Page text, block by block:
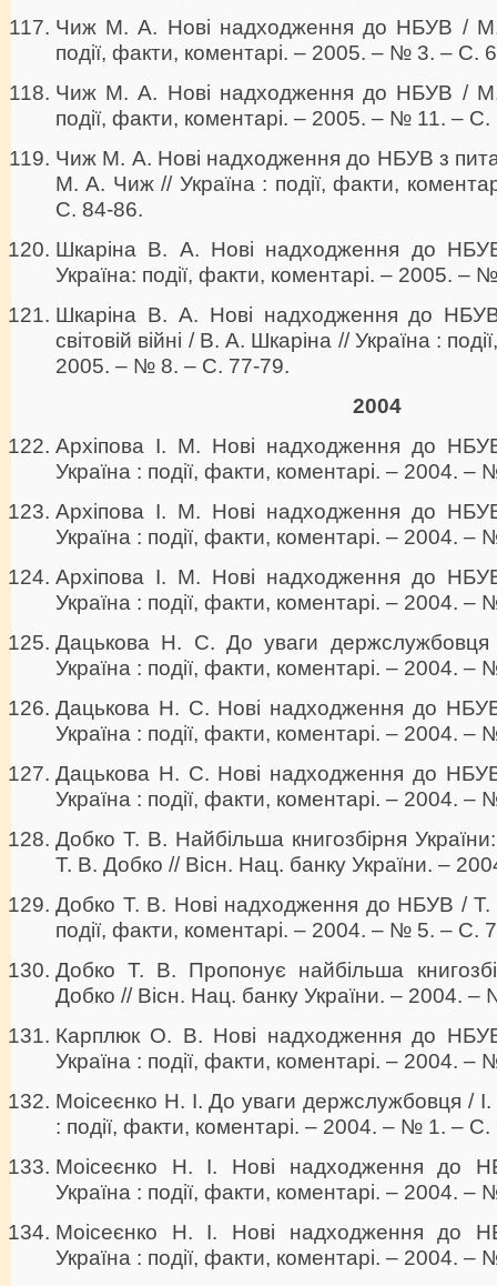
Чиж М. А. Нові надходження до НБУВ /
події, факти, коментарі. – 2005. – № 3. – С.
Чиж М. А. Нові надходження до НБУВ /
події, факти, коментарі. – 2005. – № 11. –
Чиж М. А. Нові надходження до НБУВ з
М. А. Чиж // Україна : події, факти,
C. 84-86.
Шкаріна В. А. Нові надходження до
Україна: події, факти, коментарі. – 2005. –
Шкаріна В. А. Нові надходження до
світовій війні / В. А. Шкаріна // Україна :
2005. – № 8. – С. 77-79.
2004
Архіпова І. М. Нові надходження до
Україна : події, факти, коментарі. – 2004.
Архіпова І. М. Нові надходження до
Україна : події, факти, коментарі. – 2004.
Архіпова І. М. Нові надходження до
Україна : події, факти, коментарі. – 2004.
Дацькова Н. С. До уваги
Україна : події, факти, коментарі. – 2004.
Дацькова Н. С. Нові надходження до
Україна : події, факти, коментарі. – 2004.
Дацькова Н. С. Нові надходження до
Україна : події, факти, коментарі. – 2004.
Добко Т. В. Найбільша книгозбірня
Т. В. Добко // Вісн. Нац. банку України. –
Добко Т. В. Нові надходження до НБУВ / Т.
події, факти, коментарі. – 2004. – № 5. – С.
Добко Т. В. Пропонує найбільша
Добко // Вісн. Нац. банку України. – 2004.
Карплюк О. В. Нові надходження до
Україна : події, факти, коментарі. – 2004.
Моісеєнко Н. І. До уваги держслужбовця / І.
: події, факти, коментарі. – 2004. – № 1. –
Моісеєнко Н. І. Нові надходження до
Україна : події, факти, коментарі. – 2004.
Моісеєнко Н. І. Нові надходження до
Україна : події, факти, коментарі. – 2004.